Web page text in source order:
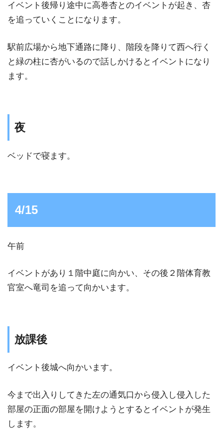
イベント後帰り途中に高巻杏とのイベントが起き、杏
を追っていくことになります。
駅前広場から地下通路に降り、階段を降りて西へ行く
と緑の柱に杏がいるので話しかけるとイベントになり
ます。
夜
ベッドで寝ます。
4/15
午前
イベントがあり１階中庭に向かい、その後２階体育教
官室へ竜司を追って向かいます。
放課後
イベント後城へ向かいます。
今まで出入りしてきた左の通気口から侵入し侵入した
部屋の正面の部屋を開けようとするとイベントが発生
します。